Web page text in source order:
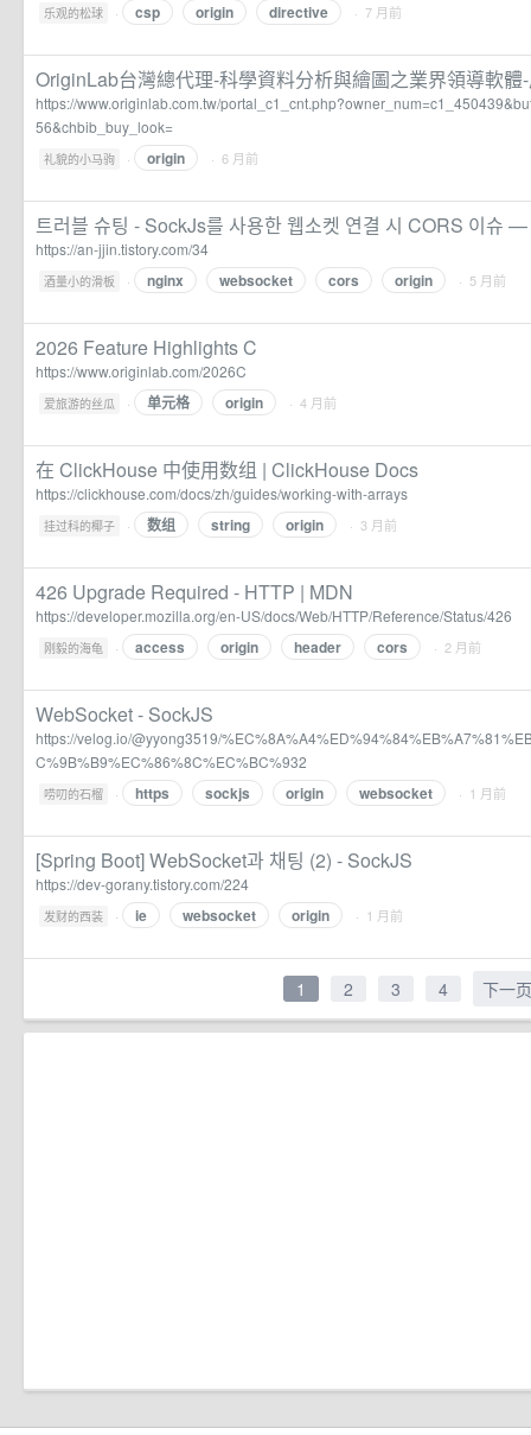
乐观的松球 · csp origin directive · 7 月前
OriginLab台灣總代理-科學資料分析與繪圖之業界領導軟體
https://www.originlab.com.tw/
56&chbib_buy_look=
礼貌的小马驹 · origin · 6 月前
트러블 슈팅 - SockJs를 사용한 웹소켓 연결 시 CORS 이슈
https://an-jjin.tistory.com/34
酒量小的滑板 · nginx websocket cors origin · 5 月前
2026 Feature Highlights C
https://www.originlab.com/2026C
爱旅游的丝瓜 · 单元格 origin · 4 月前
在 ClickHouse 中使用数组 | ClickHouse Docs
https://clickhouse.com/docs/zh/guides/working-with-arrays
挂过科的椰子 · 数组 string origin · 3 月前
426 Upgrade Required - HTTP | MDN
https://developer.mozilla.org/en-US/docs/Web/HTTP/Reference/Status/426
刚毅的海龟 · access origin header cors · 2 月前
WebSocket - SockJS
https://velog.io/@yyong3519/
C%9B%B9%EC%86%8C%EC%BC%932
唠叨的石榴 · https sockjs origin websocket · 1 月前
[Spring Boot] WebSocket과 채팅 (2) - SockJS
https://dev-gorany.tistory.com/224
发财的西装 · ie websocket origin · 1 月前
1 2 3 4 下一页